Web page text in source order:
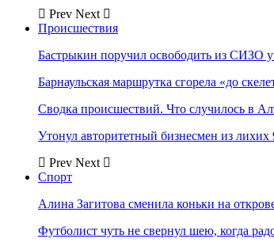
Prev Next
Происшествия
Бастрыкин поручил освободить из СИЗО
Барнаульская маршрутка сгорела «до
Сводка происшествий. Что случилось в
Утонул авторитетный бизнесмен из
Prev Next
Спорт
Алина Загитова сменила коньки на
Футболист чуть не свернул шею, когда